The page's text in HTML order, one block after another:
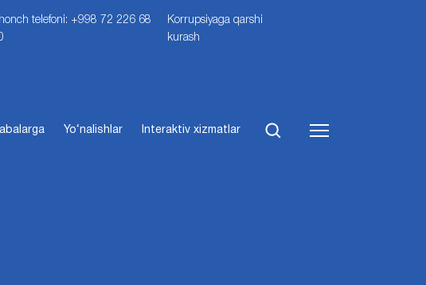
telefoni: +998 72 226 68
Korrupsiyaga qarshi
kurash
Yo‘nalishlar Interaktiv xizmatlar